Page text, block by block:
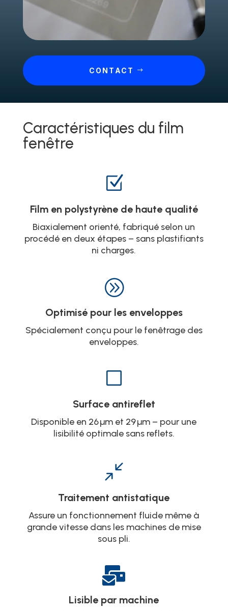
CONTACT
Caractéristiques du film
fenêtre
Z
Film en polystyrène de haute qualité
Biaxialement orienté, fabriqué selon un
procédé en deux étapes – sans plastifiants
ni charges.
A
Optimisé pour les enveloppes
Spécialement conçu pour le fenêtrage des
enveloppes.
V
Surface antireflet
Disponible en 26 µm et 29 µm – pour une
lisibilité optimale sans reflets.
/
Traitement antistatique
Assure un fonctionnement fluide même à
grande vitesse dans les machines de mise
sous pli.

Lisible par machine